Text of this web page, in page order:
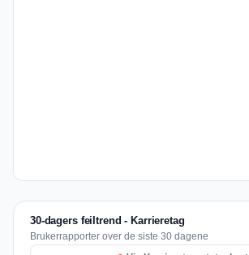
30-dagers feiltrend - Karrieretag
Brukerrapporter over de siste 30 dagene